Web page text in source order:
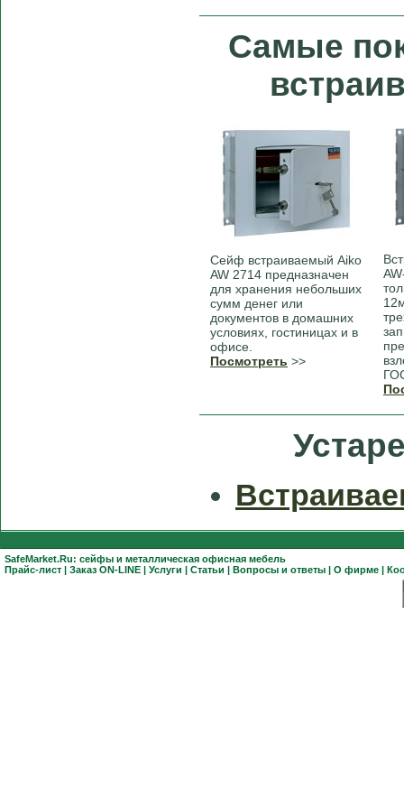
Самые
Сейф встраиваемый Aiko
AW 2714 предназначен
для хранения небольших
сумм денег или
документов в домашних
условиях, гостиницах и в
офисе.
Посмотреть >>
SafeMarket.Ru: сейфы и металлическая офисная мебель
Прайс-лист | Заказ ON-LINE | Услуги | Статьи | Вопросы и ответы | О фирме |